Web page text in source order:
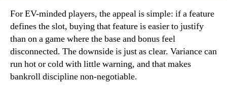
For EV-minded players, the appeal is simple: if a feature
defines the slot, buying that feature is easier to justify
than on a game where the base and bonus feel
disconnected. The downside is just as clear. Variance can
run hot or cold with little warning, and that makes
bankroll discipline non-negotiable.